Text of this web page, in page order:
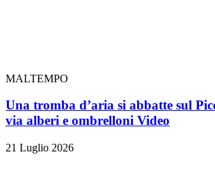
MALTEMPO
Una tromba d’aria si abbatte sul
via alberi e ombrelloni Video
21 Luglio 2026